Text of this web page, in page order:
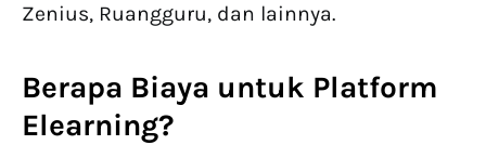
Zenius, Ruangguru, dan lainnya.
Berapa Biaya untuk Platform
Elearning?